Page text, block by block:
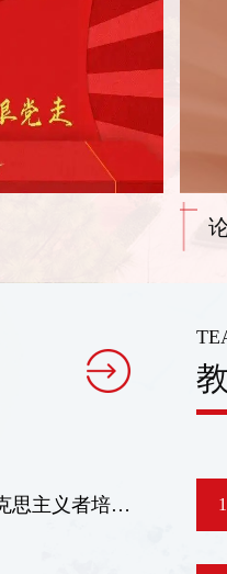
2026年湖北省“青年马克思主义者培养工程”国企班、农村班在省团校举办 1